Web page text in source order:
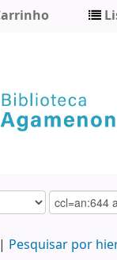
Pesquisar por